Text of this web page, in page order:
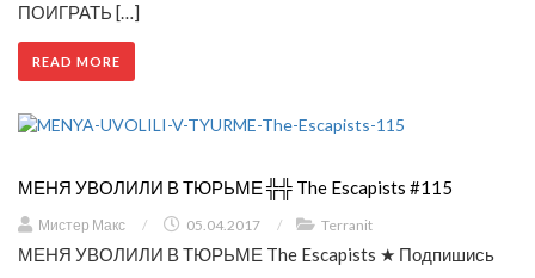
ПОИГРАТЬ […]
READ MORE
МЕНЯ УВОЛИЛИ В ТЮРЬМЕ ╬╬ The Escapists #115
Мистер Макс / 05.04.2017 / Terranit
МЕНЯ УВОЛИЛИ В ТЮРЬМЕ The Escapists ★ Подпишись